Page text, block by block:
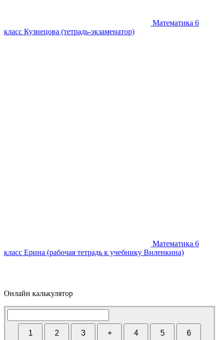
Математика 6
класс Кузнецова (тетрадь-экзаменатор)
Математика 6
класс Ерина (рабочая тетрадь к учебнику Виленкина)
Онлайн калькулятор